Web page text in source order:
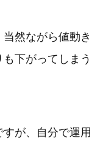
然ながら値動き
下がってしまう
が、自分で運用